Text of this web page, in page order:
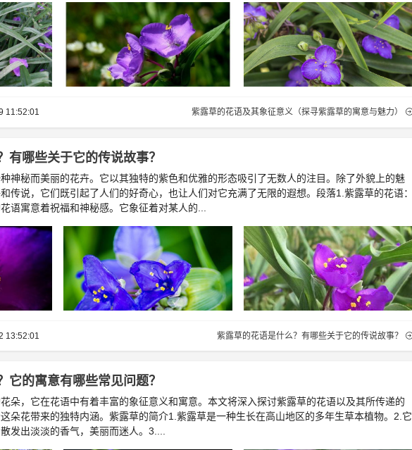
紫露草的花语及其象征意义（探寻紫露草的寓意与魅力）
11:52:01
有哪些关于它的传说故事？
神秘而美丽的花卉。它以其独特的紫色和优雅的形态吸引了无数人的注目。除了外貌上的魅
传说，它们既引起了人们的好奇心，也让人们对它充满了无限的遐想。段落1.紫露草的花语：
语寓意着祝福和神秘感。它象征着对某人的...
紫露草的花语是什么？有哪些关于它的传说故事？
13:52:01
它的寓意有哪些常见问题？
朵，它在花语中有着丰富的象征意义和寓意。本文将深入探讨紫露草的花语以及其所传递的
朵花带来的独特内涵。紫露草的简介1.紫露草是一种生长在高山地区的多年生草本植物。2.它
发出淡淡的香气，美丽而迷人。3....